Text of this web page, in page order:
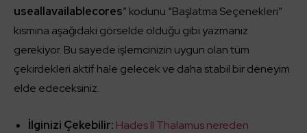
useallavailablecores” kodunu “Başlatma Seçenekleri”
kısmına aşağıdaki görselde olduğu gibi yazmanız
gerekiyor. Bu sayede işlemcinizin uygun olan tüm
çekirdekleri aktif hale gelecek ve daha stabil bir deneyim
elde edeceksiniz.
İlginizi Çekebilir: Hades II Thalamus nereden